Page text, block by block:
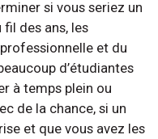
si vous seriez un
des ans, les
et du
d’étudiantes
à temps plein ou
de la chance, si un
et que vous avez les